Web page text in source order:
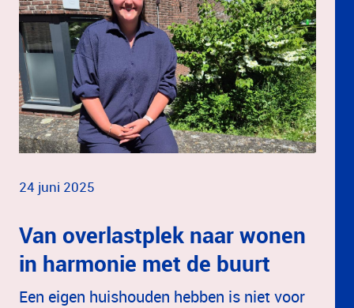
24 juni 2025
Van overlastplek naar wonen
in harmonie met de buurt
Een eigen huishouden hebben is niet voor